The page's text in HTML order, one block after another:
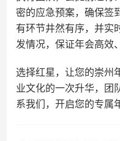
密的应急预案，确保签
有环节井然有序，并实
发情况，保证年会高效
选择红星，让您的崇州
业文化的一次升华，团
系我们，开启您的专属